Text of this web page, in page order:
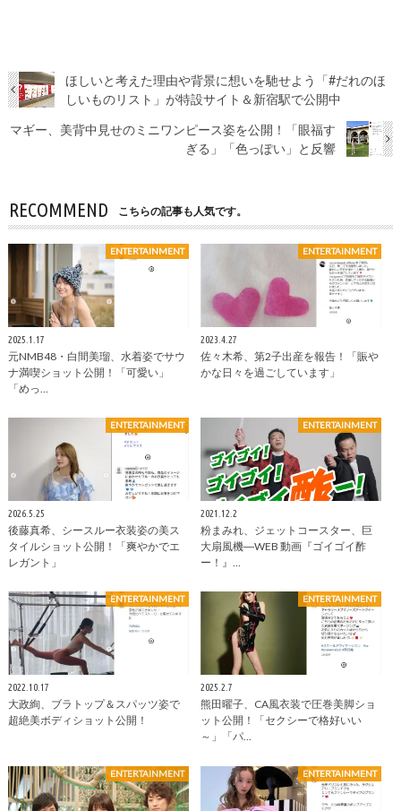
ほしいと考えた理由や背景に想いを馳せよう「#だれのほ
しいものリスト」が特設サイト＆新宿駅で公開中
マギー、美背中見せのミニワンピース姿を公開！「眼福す
ぎる」「色っぽい」と反響
RECOMMEND こちらの記事も人気です。
ENTERTAINMENT
2025.1.17
元NMB48・白間美瑠、水着姿でサウ
ナ満喫ショット公開！「可愛い」
「めっ…
ENTERTAINMENT
2023.4.27
佐々木希、第2子出産を報告！「賑や
かな日々を過ごしています」
ENTERTAINMENT
2026.5.25
後藤真希、シースルー衣装姿の美ス
タイルショット公開！「爽やかでエ
レガント」
ENTERTAINMENT
2021.12.2
粉まみれ、ジェットコースター、巨
大扇風機―WEB 動画『ゴイゴイ酢
ー！』…
ENTERTAINMENT
2022.10.17
大政絢、ブラトップ＆スパッツ姿で
超絶美ボディショット公開！
ENTERTAINMENT
2025.2.7
熊田曜子、CA風衣装で圧巻美脚ショ
ット公開！「セクシーで格好いい
～」「パ…
ENTERTAINMENT ENTERTAINMENT